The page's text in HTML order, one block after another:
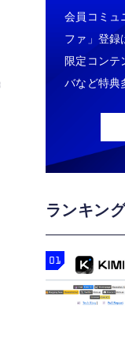
会員コミュ
ファ」登録
限定コンテ
バなど特典
ランキング